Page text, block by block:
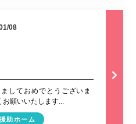
08
しておめでとうございま
願いいたします...
助ホーム